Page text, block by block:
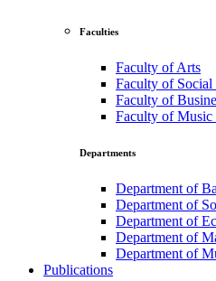
Faculties
Faculty of Arts
Faculty of Social
Faculty of
Faculty of Music
Departments
Department of
Department of
Department of
Department of
Department of
Publications